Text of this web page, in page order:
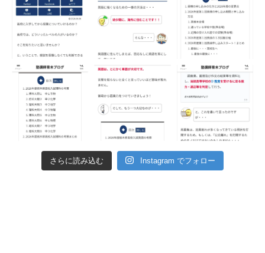
さらに読み込む Instagram でフォロー